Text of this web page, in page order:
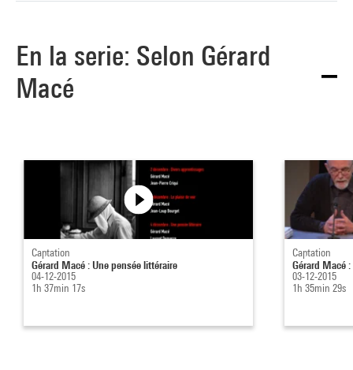
En la serie: Selon Gérard
Macé
Captation
Gérard Macé : Une pensée littéraire
04-12-2015
1h 37min 17s
Captation
Gérard Macé
03-12-2015
1h 35min 29s